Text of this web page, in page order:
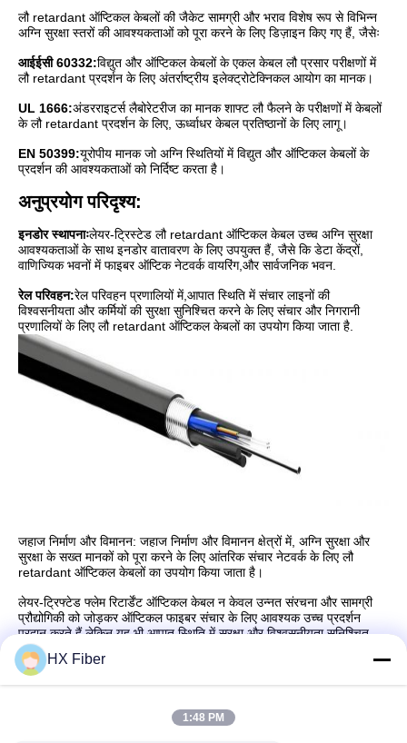
लौ retardant ऑप्टिकल केबलों की जैकेट सामग्री और भराव विशेष रूप से विभिन्न
अग्नि सुरक्षा स्तरों की आवश्यकताओं को पूरा करने के लिए डिज़ाइन किए गए हैं, जैसेः
आईईसी 60332:विद्युत और ऑप्टिकल केबलों के एकल केबल लौ प्रसार परीक्षणों में
लौ retardant प्रदर्शन के लिए अंतर्राष्ट्रीय इलेक्ट्रोटेक्निकल आयोग का मानक।
UL 1666:अंडरराइटर्स लैबोरेटरीज का मानक शाफ्ट लौ फैलने के परीक्षणों में केबलों
के लौ retardant प्रदर्शन के लिए, ऊर्ध्वाधर केबल प्रतिष्ठानों के लिए लागू।
EN 50399:यूरोपीय मानक जो अग्नि स्थितियों में विद्युत और ऑप्टिकल केबलों के
प्रदर्शन की आवश्यकताओं को निर्दिष्ट करता है।
अनुप्रयोग परिदृश्य:
इनडोर स्थापनाःलेयर-ट्रिस्टेड लौ retardant ऑप्टिकल केबल उच्च अग्नि सुरक्षा
आवश्यकताओं के साथ इनडोर वातावरण के लिए उपयुक्त हैं, जैसे कि डेटा केंद्रों,
वाणिज्यिक भवनों में फाइबर ऑप्टिक नेटवर्क वायरिंग,और सार्वजनिक भवन.
रेल परिवहन:रेल परिवहन प्रणालियों में,आपात स्थिति में संचार लाइनों की
विश्वसनीयता और कर्मियों की सुरक्षा सुनिश्चित करने के लिए संचार और निगरानी
प्रणालियों के लिए लौ retardant ऑप्टिकल केबलों का उपयोग किया जाता है.
जहाज निर्माण और विमानन: जहाज निर्माण और विमानन क्षेत्रों में, अग्नि सुरक्षा और
सुरक्षा के सख्त मानकों को पूरा करने के लिए आंतरिक संचार नेटवर्क के लिए लौ
retardant ऑप्टिकल केबलों का उपयोग किया जाता है।
लेयर-ट्रिफ्टेड फ्लेम रिटार्डेंट ऑप्टिकल केबल न केवल उन्नत संरचना और सामग्री
प्रौद्योगिकी को जोड़कर ऑप्टिकल फाइबर संचार के लिए आवश्यक उच्च प्रदर्शन
प्रदान करते हैं,लेकिन यह भी आपात स्थिति में सुरक्षा और विश्वसनीयता सुनिश्चित
करता है जैसे कि आगवे आधुनिक ऑप्टिकल फाइबर नेटवर्क निर्माण का एक अनिवार्य
हिस्सा हैं।HX Fiber
1:48 PM